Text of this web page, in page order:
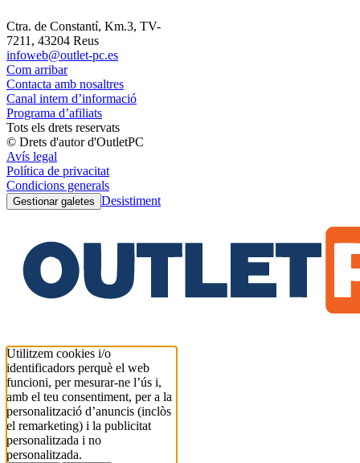
Ctra. de Constantí, Km.3, TV-
7211, 43204 Reus
infoweb@outlet-pc.es
Com arribar
Contacta amb nosaltres
Canal intern d’informació
Programa d’afiliats
Tots els drets reservats
© Drets d'autor d'OutletPC
Avís legal
Política de privacitat
Condicions generals
Gestionar galetes Desistiment
Utilitzem cookies i/o
identificadors perquè el web
funcioni, per mesurar-ne l’ús i,
amb el teu consentiment, per a la
personalització d’anuncis (inclòs
el remarketing) i la publicitat
personalitzada i no
personalitzada.